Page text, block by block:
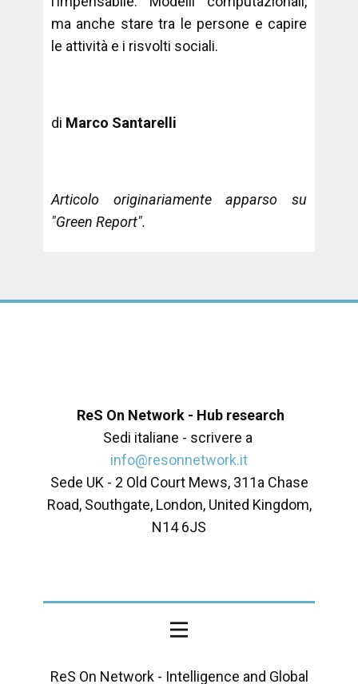
ma anche stare tra le persone e capire
le attività e i risvolti sociali.
di Marco Santarelli
Articolo originariamente apparso su
"Green Report".
ReS On Network - Hub research
Sedi italiane - scrivere a
info@resonnetwork.it
Sede UK - ​2 Old Court Mews, 311a Chase
Road, Southgate, London, United Kingdom,
N14 6JS
ReS On Network - Intelligence and Global